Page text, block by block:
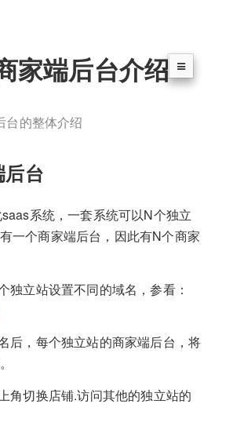
家端后台介绍
台的整体介绍
后台
系统，一套系统可以N个独立
一个商家端后台，因此有N个商家
独立站设置不同的域名，参看：
后，每个独立站的商家端后台，将
角切换店铺.访问其他的独立站的